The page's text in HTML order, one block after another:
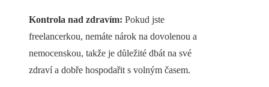
Kontrola nad zdravím: Pokud jste
freelancerkou, nemáte nárok na dovolenou a
nemocenskou, takže je důležité dbát na své
zdraví a dobře hospodařit s volným časem.